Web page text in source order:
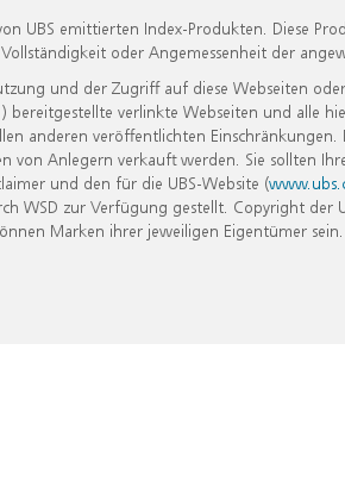
UBS emittierten Index-Produkten. Diese
oder Angemessenheit der
und der Zugriff auf diese Webseiten
verlinkte Webseiten und alle
anderen veröffentlichten
Anlegern verkauft werden. Sie sollten
und den für die UBS-Website (
zur Verfügung gestellt. Copyright der
Marken ihrer jeweiligen Eigentümer